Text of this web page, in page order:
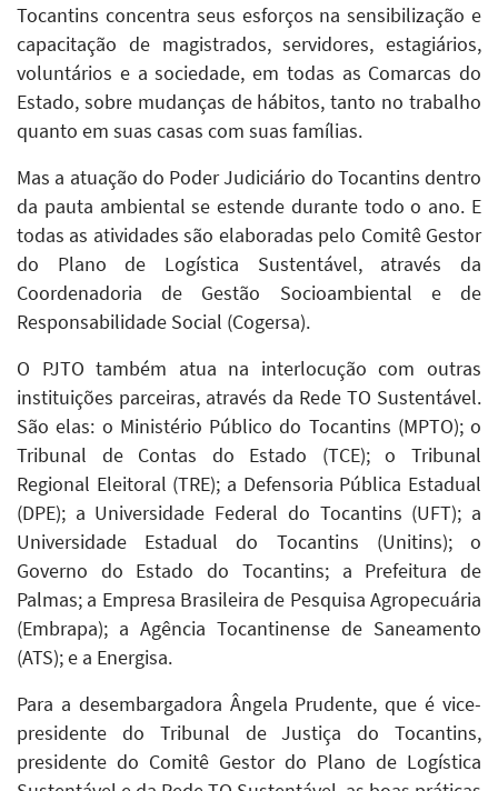
Tocantins concentra seus esforços na sensibilização e
capacitação de magistrados, servidores, estagiários,
voluntários e a sociedade, em todas as Comarcas do
Estado, sobre mudanças de hábitos, tanto no trabalho
quanto em suas casas com suas famílias.
Mas a atuação do Poder Judiciário do Tocantins dentro
da pauta ambiental se estende durante todo o ano. E
todas as atividades são elaboradas pelo Comitê Gestor
do Plano de Logística Sustentável, através da
Coordenadoria de Gestão Socioambiental e de
Responsabilidade Social (Cogersa).
O PJTO também atua na interlocução com outras
instituições parceiras, através da Rede TO Sustentável.
São elas: o Ministério Público do Tocantins (MPTO); o
Tribunal de Contas do Estado (TCE); o Tribunal
Regional Eleitoral (TRE); a Defensoria Pública Estadual
(DPE); a Universidade Federal do Tocantins (UFT); a
Universidade Estadual do Tocantins (Unitins); o
Governo do Estado do Tocantins; a Prefeitura de
Palmas; a Empresa Brasileira de Pesquisa Agropecuária
(Embrapa); a Agência Tocantinense de Saneamento
(ATS); e a Energisa.
Para a desembargadora Ângela Prudente, que é vice-
presidente do Tribunal de Justiça do Tocantins,
presidente do Comitê Gestor do Plano de Logística